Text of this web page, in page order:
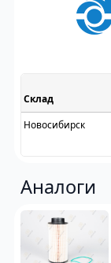
Склад
Новосибирск
Аналоги